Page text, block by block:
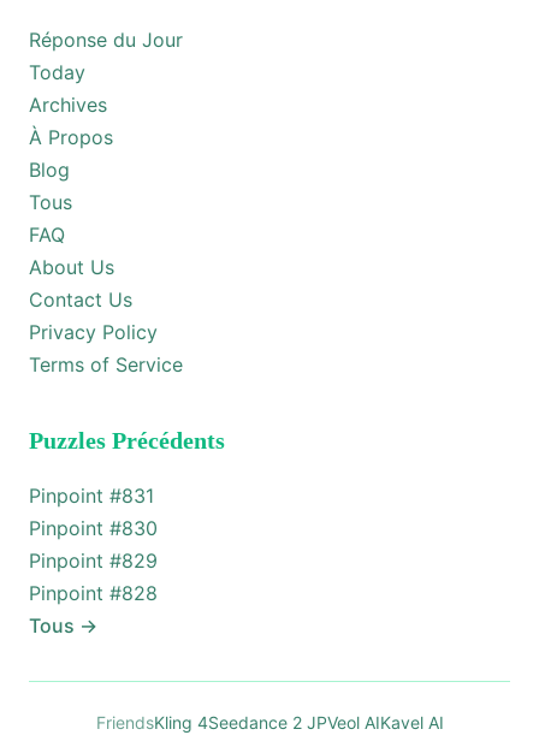
Réponse du Jour
Today
Archives
À Propos
Blog
Tous
FAQ
About Us
Contact Us
Privacy Policy
Terms of Service
Puzzles Précédents
Pinpoint #831
Pinpoint #830
Pinpoint #829
Pinpoint #828
Tous →
FriendsKling 4Seedance 2 JPVeol AIKavel AI